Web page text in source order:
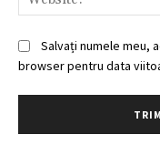
Salvați numele meu,
browser pentru data